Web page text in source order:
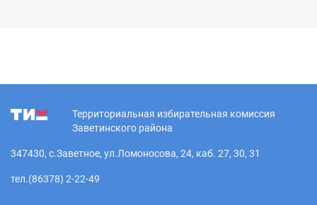
Территориальная избирательная комиссия
Заветинского района
347430, с.Заветное, ул.Ломоносова, 24, каб. 27, 30, 31
тел.(86378) 2-22-49